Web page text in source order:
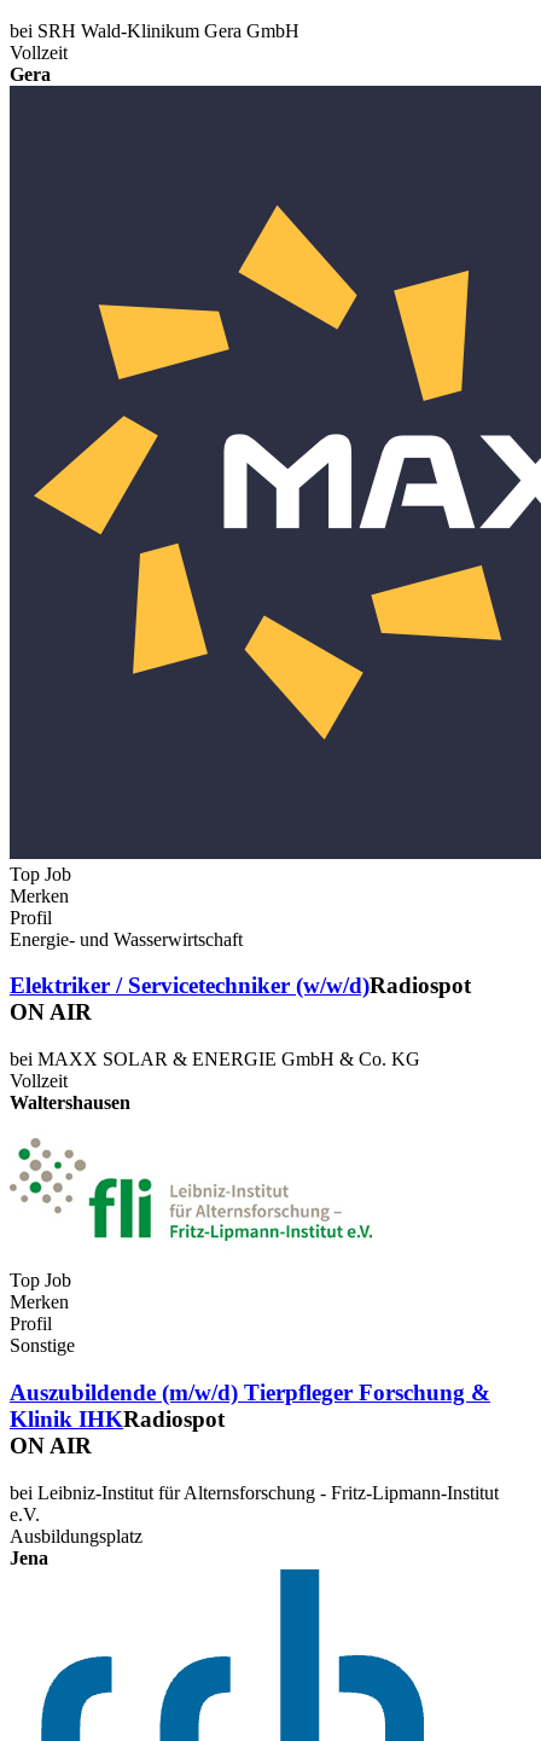
bei SRH Wald-Klinikum Gera GmbH
Vollzeit
Gera
Top Job
Merken
Profil
Energie- und Wasserwirtschaft
Elektriker / Servicetechniker (w/w/d)Radiospot
ON AIR
bei MAXX SOLAR & ENERGIE GmbH & Co. KG
Vollzeit
Waltershausen
Top Job
Merken
Profil
Sonstige
Auszubildende (m/w/d) Tierpfleger Forschung &
Klinik IHKRadiospot
ON AIR
bei Leibniz-Institut für Alternsforschung - Fritz-Lipmann-Institut
e.V.
Ausbildungsplatz
Jena